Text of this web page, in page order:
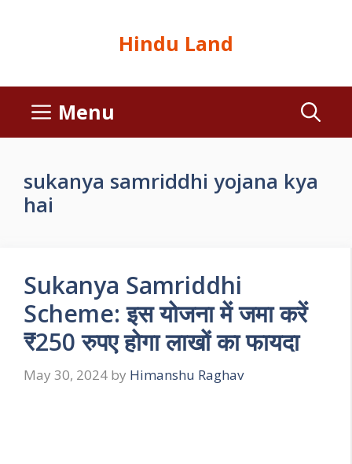
Hindu Land
Menu
sukanya samriddhi yojana kya
hai
Sukanya Samriddhi
Scheme: इस योजना में जमा करें
₹250 रुपए होगा लाखों का फायदा
May 30, 2024 by Himanshu Raghav